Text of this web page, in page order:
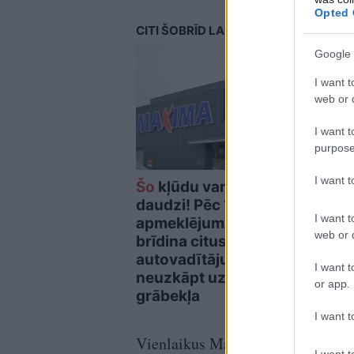
Opted
Google
I want
web or
I want
I want
I want
web or
I want
or app.
I want
CITI ŠOBRĪD LASA
Šo kļūdu var pieļaut
daudzi! Pēc “Maxima”
apmeklējuma klients
brīdina citus
autovadītājus
neuzkāpt uz tā paša
grābekļa
Vienlaikus Maskava arvien